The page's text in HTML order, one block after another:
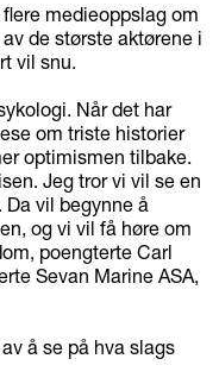
medieoppslag om
de største aktørene i
vil snu.
Når det har
om triste historier
optimismen tilbake.
Jeg tror vi vil se en
vil begynne å
og vi vil få høre om
poengterte Carl
Sevan Marine ASA,
å se på hva slags